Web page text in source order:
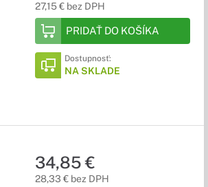
27,15 € bez DPH
PRIDAŤ DO KOŠÍKA
Dostupnosť:
NA SKLADE
34,85 €
28,33 € bez DPH